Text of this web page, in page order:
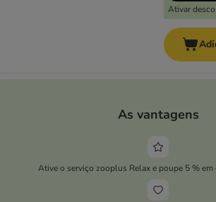
Ativar
As vantagens
Ative o serviço zooplus Relax e poupe 5 % em